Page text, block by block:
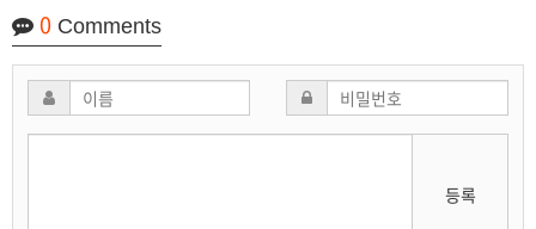
0 Comments
등록